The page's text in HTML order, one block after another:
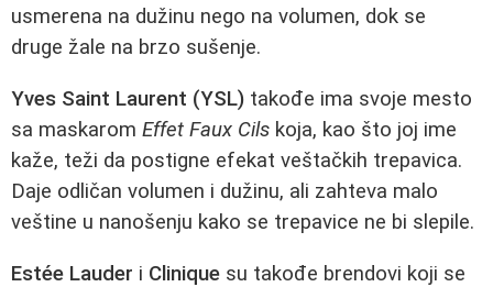
usmerena na dužinu nego na volumen, dok se
druge žale na brzo sušenje.
Yves Saint Laurent (YSL) takođe ima svoje mesto
sa maskarom Effet Faux Cils koja, kao što joj ime
kaže, teži da postigne efekat veštačkih trepavica.
Daje odličan volumen i dužinu, ali zahteva malo
veštine u nanošenju kako se trepavice ne bi slepile.
Estée Lauder i Clinique su takođe brendovi koji se